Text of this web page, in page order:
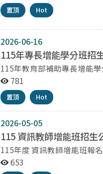
置頂 Hot
2026-06-16
115年專長增能學分班招
115年教育部補助專長增能學分班報名－延長 本校受教育部補助辦
緒學習(SEL)教育、食農教
教師在職進修網時數。 （一）報名方式：即日起至7/3(五)止（以郵戳為憑），額滿為止。掛號寄出下列報
名資料：（請依序裝訂，未依
7/3(五)13:00前至本中心網站之網路報名頁
證明影本1份 在職證明正本。 最近三個月一吋大頭照1張 身分證正、反面影本各1份 最高學歷影本1份 計次
停車申請：校內停車為車牌
https://forms.gle/
箱，請學員於繳費期限前自
依規定須採計時收費（每半小時30元，每日上限300
781
置頂 Hot
2026-05-05
115 資訊教師增能班招生
115年度 資訊教師增能班報名－延長 請於至本中心網路報名網頁登錄報名：報名頁
名資格確認：網路報名截止
不予受理。敬請於115年7月
653